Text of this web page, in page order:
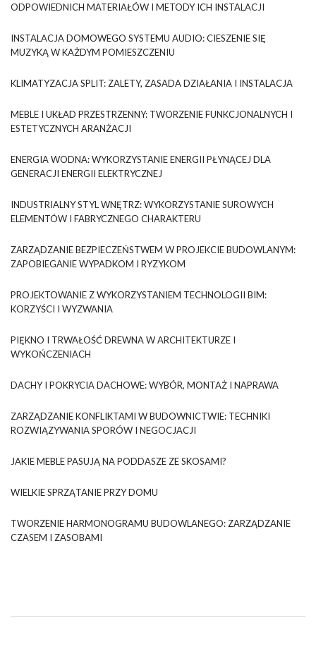
ODPOWIEDNICH MATERIAŁÓW I METODY ICH INSTALACJI
INSTALACJA DOMOWEGO SYSTEMU AUDIO: CIESZENIE SIĘ
MUZYKĄ W KAŻDYM POMIESZCZENIU
KLIMATYZACJA SPLIT: ZALETY, ZASADA DZIAŁANIA I INSTALACJA
MEBLE I UKŁAD PRZESTRZENNY: TWORZENIE FUNKCJONALNYCH I
ESTETYCZNYCH ARANŻACJI
ENERGIA WODNA: WYKORZYSTANIE ENERGII PŁYNĄCEJ DLA
GENERACJI ENERGII ELEKTRYCZNEJ
INDUSTRIALNY STYL WNĘTRZ: WYKORZYSTANIE SUROWYCH
ELEMENTÓW I FABRYCZNEGO CHARAKTERU
ZARZĄDZANIE BEZPIECZEŃSTWEM W PROJEKCIE BUDOWLANYM:
ZAPOBIEGANIE WYPADKOM I RYZYKOM
PROJEKTOWANIE Z WYKORZYSTANIEM TECHNOLOGII BIM:
KORZYŚCI I WYZWANIA
PIĘKNO I TRWAŁOŚĆ DREWNA W ARCHITEKTURZE I
WYKOŃCZENIACH
DACHY I POKRYCIA DACHOWE: WYBÓR, MONTAŻ I NAPRAWA
ZARZĄDZANIE KONFLIKTAMI W BUDOWNICTWIE: TECHNIKI
ROZWIĄZYWANIA SPORÓW I NEGOCJACJI
JAKIE MEBLE PASUJĄ NA PODDASZE ZE SKOSAMI?
WIELKIE SPRZĄTANIE PRZY DOMU
TWORZENIE HARMONOGRAMU BUDOWLANEGO: ZARZĄDZANIE
CZASEM I ZASOBAMI